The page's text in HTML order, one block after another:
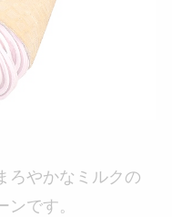
ろやかなミルクの
です。